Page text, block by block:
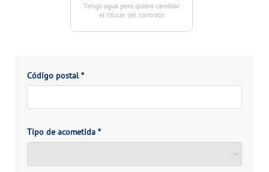
Tengo agua pero quiero cambiar
el titular del contrato
Código postal*
Tipo de acometida *